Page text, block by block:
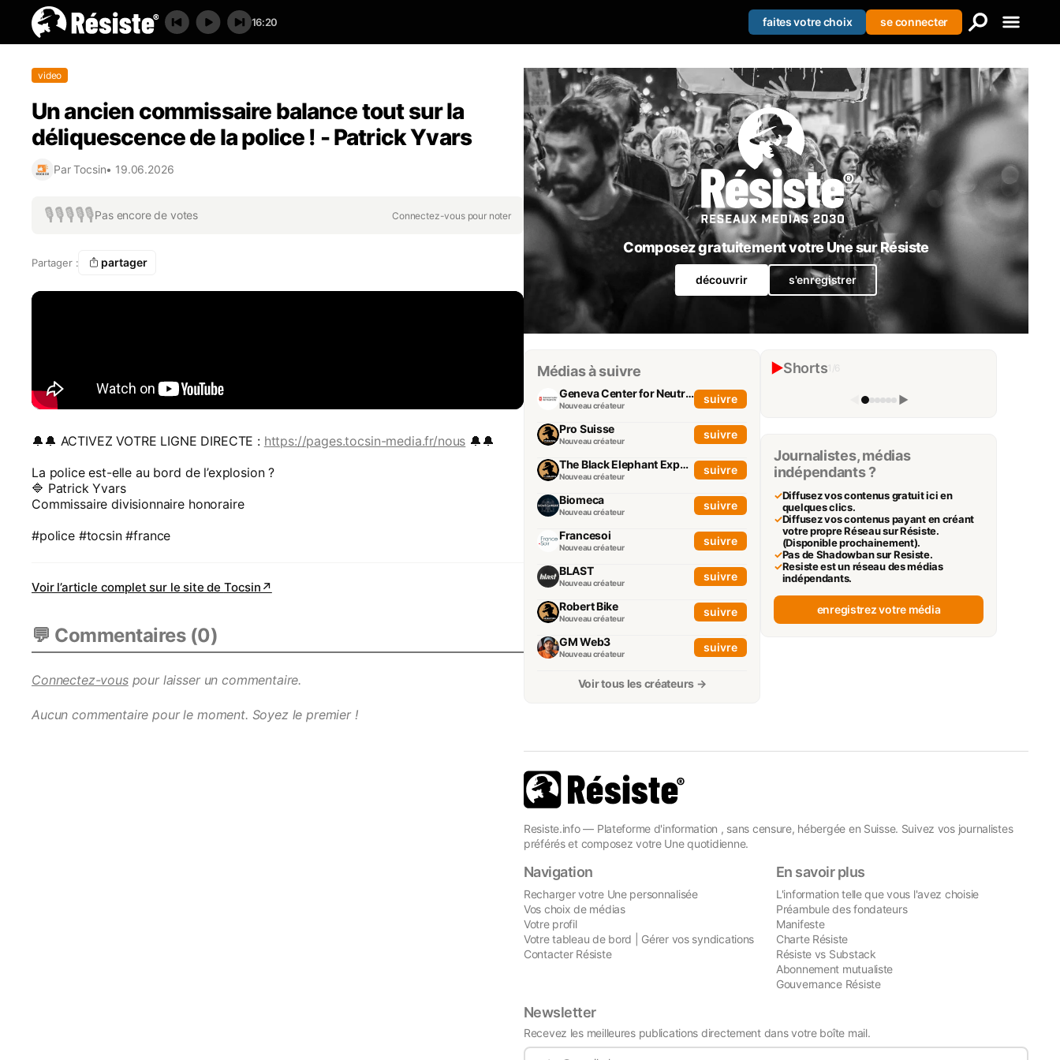
16:20 faites votre choix se connecter
Se connecter
S'enregistrer
video
Un ancien commissaire balance tout sur la
déliquescence de la police ! - Patrick Yvars
ParTocsin• 19.06.2026
🎙️🎙️🎙️🎙️🎙️Pas encore de votes Connectez-vous pour noter
Partager : partager
🔔🔔 ACTIVEZ VOTRE LIGNE DIRECTE : https://pages.tocsin-media.fr/nous 🔔🔔
La police est-elle au bord de l’explosion ?
🔷 Patrick Yvars
Commissaire divisionnaire honoraire
#police #tocsin #france
Voir l’article complet sur le site de Tocsin ↗
💬 Commentaires (0)
Connectez-vouspour laisser un commentaire.
Aucun commentaire pour le moment. Soyez le premier !
Composez gratuitement votre Une sur Résiste
découvrir s'enregistrer
Médias à suivre
Geneva Center for Neutrality
Nouveau créateur
suivre
Pro Suisse
Nouveau créateur
suivre
The Black Elephant Experience
Nouveau créateur
suivre
Biomeca
Nouveau créateur
suivre
Francesoi
Nouveau créateur
suivre
BLAST
Nouveau créateur
suivre
Robert Bike
Nouveau créateur
suivre
GM Web3
Nouveau créateur
suivre
Voir tous les créateurs →
▶Shorts 1 /6
The Black Elephant Experience
▶
Journalistes, médias
indépendants ?
✓Diffusez vos contenus gratuit ici en
quelques clics.
✓Diffusez vos contenus payant en créant
votre propre Réseau sur Résiste.
(Disponible prochainement).
✓Pas de Shadowban sur Resiste.
✓Resiste est un réseau des médias
indépendants.
enregistrez votre média
Resiste.info — Plateforme d'information , sans censure, hébergée en Suisse. Suivez vos journalistes
préférés et composez votre Une quotidienne.
Navigation
Recharger votre Une personnalisée
Vos choix de médias
Votre profil
Votre tableau de bord | Gérer vos syndications
Contacter Résiste
En savoir plus
L'information telle que vous l'avez choisie
Préambule des fondateurs
Manifeste
Charte Résiste
Résiste vs Substack
Abonnement mutualiste
Gouvernance Résiste
Newsletter
Recevez les meilleures publications directement dans votre boîte mail.